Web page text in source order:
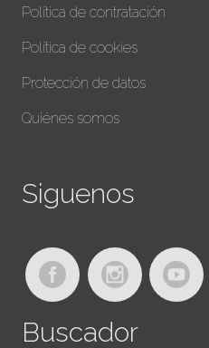
Política de contratación
Política de cookies
Protección de datos
Quiénes somos
Siguenos
Buscador